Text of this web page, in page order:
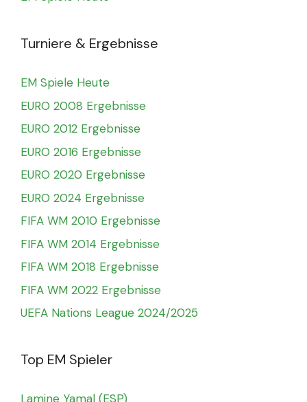
Turniere & Ergebnisse
EM Spiele Heute
EURO 2008 Ergebnisse
EURO 2012 Ergebnisse
EURO 2016 Ergebnisse
EURO 2020 Ergebnisse
EURO 2024 Ergebnisse
FIFA WM 2010 Ergebnisse
FIFA WM 2014 Ergebnisse
FIFA WM 2018 Ergebnisse
FIFA WM 2022 Ergebnisse
UEFA Nations League 2024/2025
Top EM Spieler
Lamine Yamal (ESP)